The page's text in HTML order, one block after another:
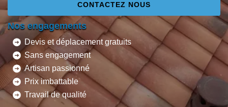
CONTACTEZ NOUS
Nos engagements
Devis et déplacement gratuits
Sans engagement
Artisan passionné
Prix imbattable
Travail de qualité